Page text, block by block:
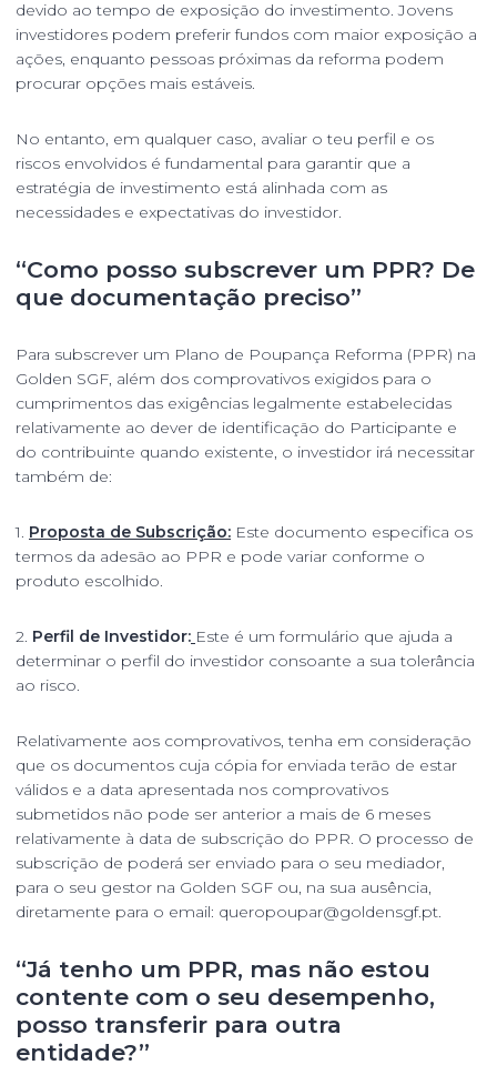
devido ao tempo de exposição do investimento. Jovens
investidores podem preferir fundos com maior exposição a
ações, enquanto pessoas próximas da reforma podem
procurar opções mais estáveis.
No entanto, em qualquer caso, avaliar o teu perfil e os
riscos envolvidos é fundamental para garantir que a
estratégia de investimento está alinhada com as
necessidades e expectativas do investidor.
“Como posso subscrever um PPR? De
que documentação preciso”
Para subscrever um Plano de Poupança Reforma (PPR) na
Golden SGF, além dos comprovativos exigidos para o
cumprimentos das exigências legalmente estabelecidas
relativamente ao dever de identificação do Participante e
do contribuinte quando existente, o investidor irá necessitar
também de:
1. Proposta de Subscrição: Este documento especifica os
termos da adesão ao PPR e pode variar conforme o
produto escolhido.
2. Perfil de Investidor: Este é um formulário que ajuda a
determinar o perfil do investidor consoante a sua tolerância
ao risco.
Relativamente aos comprovativos, tenha em consideração
que os documentos cuja cópia for enviada terão de estar
válidos e a data apresentada nos comprovativos
submetidos não pode ser anterior a mais de 6 meses
relativamente à data de subscrição do PPR. O processo de
subscrição de poderá ser enviado para o seu mediador,
para o seu gestor na Golden SGF ou, na sua ausência,
diretamente para o email: queropoupar@goldensgf.pt.
“Já tenho um PPR, mas não estou
contente com o seu desempenho,
posso transferir para outra
entidade?”